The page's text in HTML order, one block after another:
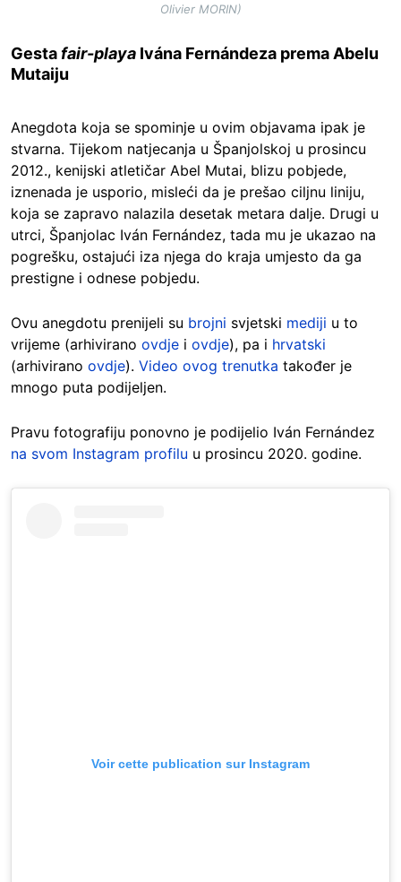
Olivier MORIN)
Gestafair-playa Ivána Fernándeza prema Abelu
Mutaiju
Anegdota koja se spominje u ovim objavama ipak je
stvarna. Tijekom natjecanja u Španjolskoj u prosincu
2012., kenijski atletičar Abel Mutai, blizu pobjede,
iznenada je usporio, misleći da je prešao ciljnu liniju,
koja se zapravo nalazila desetak metara dalje. Drugi u
utrci, Španjolac Iván Fernández, tada mu je ukazao na
pogrešku, ostajući iza njega do kraja umjesto da ga
prestigne i odnese pobjedu.
Ovu anegdotu prenijeli su brojni svjetski mediji u to
vrijeme (arhivirano ovdje i ovdje), pa i hrvatski
(arhivirano ovdje). Video ovog trenutka također je
mnogo puta podijeljen.
Pravu fotografiju ponovno je podijelio Iván Fernández
na svom Instagram profilu u prosincu 2020. godine.
Voir cette publication sur Instagram